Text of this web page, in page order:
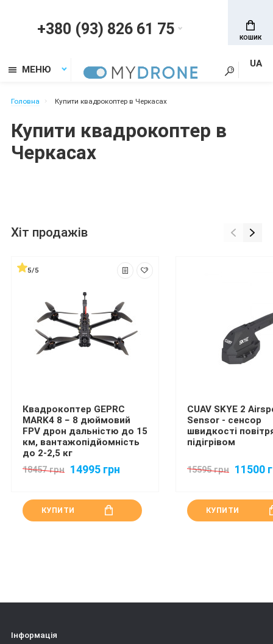
+380 (93) 826 61 75 КОШИК
МЕНЮ
UA
Головна Купити квадрокоптер в Черкасах
Купити квадрокоптер в
Черкасах
Хіт продажів
5/5
Квадрокоптер GEPRC
MARK4 8 − 8 дюймовий
FPV дрон дальністю до 15
км, вантажопідйомність
до 2-2,5 кг
18457 грн 14995 грн
КУПИТИ
CUAV SKYE 2
Sensor - сенсор
швидкості
підігрівом
15595 грн 11500
КУПИТИ
Інформація